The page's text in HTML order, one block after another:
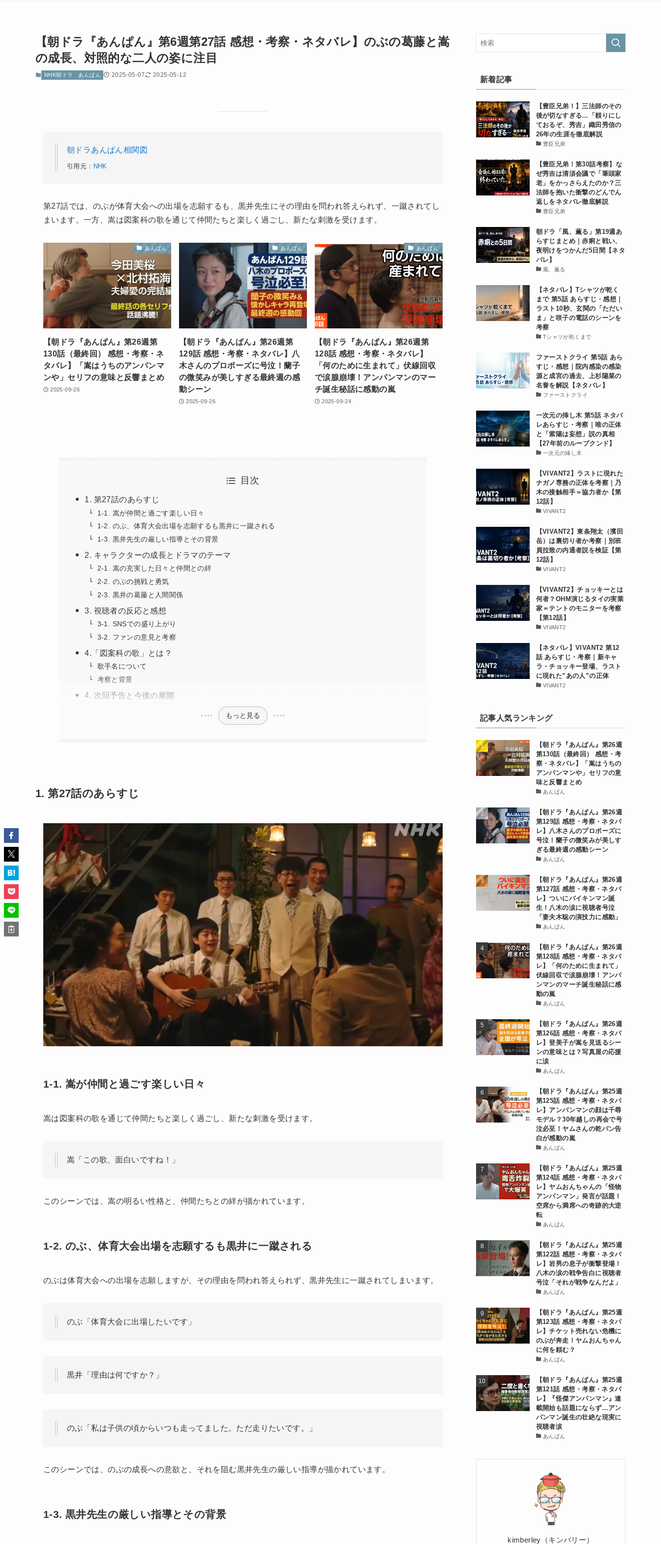
【朝ドラ『あんぱん』第6週第27話 感想・考察・ネタバレ】のぶの葛藤と嵩
の成長、対照的な二人の姿に注目
NHK朝ドラ あんぱん 2025-05-07 2025-05-12
朝ドラあんぱん相関図
引用元： NHK
第27話では、のぶが体育大会への出場を志願するも、黒井先生にその理由を問われ答えられず、一蹴されてし
まいます。一方、嵩は図案科の歌を通じて仲間たちと楽しく過ごし、新たな刺激を受けます。
あんぱん
【朝ドラ『あんぱん』第26週第
130話（最終回） 感想・考察・ネ
タバレ】「嵩はうちのアンパンマ
ンや」セリフの意味と反響まとめ
2025-09-26
あんぱん
【朝ドラ『あんぱん』第26週第
129話 感想・考察・ネタバレ】八
木さんのプロポーズに号泣！蘭子
の微笑みが美しすぎる最終週の感
動シーン
2025-09-26
あんぱん
【朝ドラ『あんぱん』第26週第
128話 感想・考察・ネタバレ】
「何のために生まれて」伏線回収
で涙腺崩壊！アンパンマンのマー
チ誕生秘話に感動の嵐
2025-09-24
目次
1. 第27話のあらすじ
1-1. 嵩が仲間と過ごす楽しい日々
1-2. のぶ、体育大会出場を志願するも黒井に一蹴される
1-3. 黒井先生の厳しい指導とその背景
2. キャラクターの成長とドラマのテーマ
2-1. 嵩の充実した日々と仲間との絆
2-2. のぶの挑戦と勇気
2-3. 黒井の葛藤と人間関係
3. 視聴者の反応と感想
3-1. SNSでの盛り上がり
3-2. ファンの意見と考察
4.「図案科の歌」とは？
歌手名について
考察と背景
4. 次回予告と今後の展開
もっと見る
1. 第27話のあらすじ
1-1. 嵩が仲間と過ごす楽しい日々
嵩は図案科の歌を通じて仲間たちと楽しく過ごし、新たな刺激を受けます。
嵩「この歌、面白いですね！」
このシーンでは、嵩の明るい性格と、仲間たちとの絆が描かれています。
1-2. のぶ、体育大会出場を志願するも黒井に一蹴される
のぶは体育大会への出場を志願しますが、その理由を問われ答えられず、黒井先生に一蹴されてしまいます。
のぶ「体育大会に出場したいです」
黒井「理由は何ですか？」
のぶ「私は子供の頃からいつも走ってました。ただ走りたいです。」
このシーンでは、のぶの成長への意欲と、それを阻む黒井先生の厳しい指導が描かれています。
1-3. 黒井先生の厳しい指導とその背景
新着記事
【豊臣兄弟！】三法師のその
後が切なすぎる…「頼りにし
ておるぞ、秀吉」織田秀信の
26年の生涯を徹底解説
豊臣兄弟
【豊臣兄弟！第30話考察】な
ぜ秀吉は清須会議で「筆頭家
老」をかっさらえたのか？三
法師を抱いた衝撃のどんでん
返しをネタバレ徹底解説
豊臣兄弟
朝ドラ「風、薫る」第19週あ
らすじまとめ｜赤痢と戦い、
夜明けをつかんだ5日間【ネタ
バレ】
風、薫る
【ネタバレ】Tシャツが乾く
まで 第5話 あらすじ・感想｜
ラスト10秒、玄関の「ただい
ま」と咲子の電話のシーンを
考察
Tシャツが乾くまで
ファーストクライ 第5話 あら
すじ・感想｜院内感染の感染
源と成宮の過去、上杉陽菜の
名誉を解説【ネタバレ】
ファーストクライ
一次元の挿し木 第5話 ネタバ
レあらすじ・考察｜唯の正体
と「紫陽は妄想」説の真相
【27年前のループクンド】
一次元の挿し木
【VIVANT2】ラストに現れた
ナガノ専務の正体を考察｜乃
木の接触相手＝協力者か【第
12話】
VIVANT2
【VIVANT2】東条翔太（濱田
岳）は裏切り者か考察｜別班
員拉致の内通者説を検証【第
12話】
VIVANT2
【VIVANT2】チョッキーとは
何者？OHM演じるタイの実業
家＝テントのモニターを考察
【第12話】
VIVANT2
【ネタバレ】VIVANT2 第12
話 あらすじ・考察｜新キャ
ラ・チョッキー登場、ラスト
に現れた”あの人”の正体
VIVANT2
記事人気ランキング
【朝ドラ『あんぱん』第26週
第130話（最終回） 感想・考
察・ネタバレ】「嵩はうちの
アンパンマンや」セリフの意
味と反響まとめ
あんぱん
【朝ドラ『あんぱん』第26週
第129話 感想・考察・ネタバ
レ】八木さんのプロポーズに
号泣！蘭子の微笑みが美しす
ぎる最終週の感動シーン
あんぱん
【朝ドラ『あんぱん』第26週
第127話 感想・考察・ネタバ
レ】ついにバイキンマン誕
生！八木の涙に視聴者号泣
「妻夫木聡の演技力に感動」
あんぱん
【朝ドラ『あんぱん』第26週
第128話 感想・考察・ネタバ
レ】「何のために生まれて」
伏線回収で涙腺崩壊！アンパ
ンマンのマーチ誕生秘話に感
動の嵐
あんぱん
【朝ドラ『あんぱん』第26週
第126話 感想・考察・ネタバ
レ】登美子が嵩を見送るシー
ンの意味とは？写真屋の応援
に涙
あんぱん
【朝ドラ『あんぱん』第25週
第125話 感想・考察・ネタバ
レ】アンパンマンの顔は千尋
モデル？30年越しの再会で号
泣必至！ヤムさんの乾パン告
白が感動の嵐
あんぱん
【朝ドラ『あんぱん』第25週
第124話 感想・考察・ネタバ
レ】ヤムおんちゃんの「怪物
アンパンマン」発言が話題！
空席から満席への奇跡的大逆
転
あんぱん
【朝ドラ『あんぱん』第25週
第122話 感想・考察・ネタバ
レ】岩男の息子が衝撃登場！
八木の涙の戦争告白に視聴者
号泣「それが戦争なんだよ」
あんぱん
【朝ドラ『あんぱん』第25週
第123話 感想・考察・ネタバ
レ】チケット売れない危機に
のぶが奔走！ヤムおんちゃん
に何を頼む？
あんぱん
【朝ドラ『あんぱん』第25週
第121話 感想・考察・ネタバ
レ】『怪傑アンパンマン』連
載開始も話題にならず…アン
パンマン誕生の壮絶な現実に
視聴者涙
あんぱん
kimberley（キンバリー）